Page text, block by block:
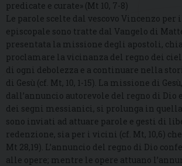
predicate e curate» (Mt 10, 7-8)
Le parole scelte dal vescovo Vincenzo
episcopale sono tratte dal Vangelo di
presentata la missione degli apostoli,
proclamare la vicinanza del regno dei
di ogni debolezza e a continuare nella
di Gesù (cf. Mt, 10, 1-15). La missione di
dall’annuncio autorevole del regno di Dio
dei segni messianici, si prolunga in
sono inviati ad attuare parole e gesti di
redenzione, sia per i vicini (cf. Mt, 10,6)
Mt 28,19). L’annuncio del regno di Dio
alle opere; mentre le opere attuano